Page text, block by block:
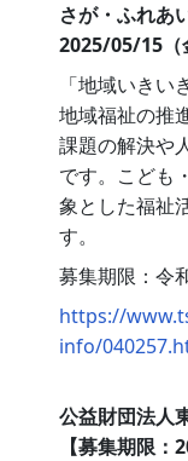
さが・ふれあ
2025/05/15（
「地域いき
地域福祉の推
課題の解決や
です。こども
象とした福祉
す。
募集期限：令
https://
info/
公益財団法人
【募集期限：